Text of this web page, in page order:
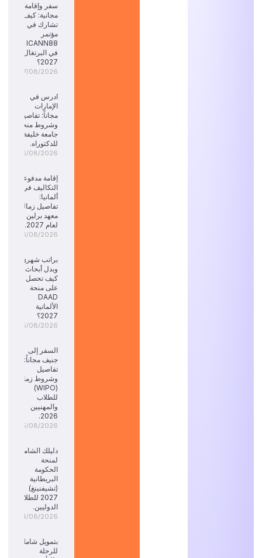
سفر وإقامة
مجانية: كيف
تشارك في
مؤتمر
ICANN88
في البرتغال
2027؟
07/08/2026
ادرس في
الإمارات
مجاناً: تفاصيل
وشروط منحة
جامعة خليفة
للدكتوراه.
06/08/2026
إقامة مدفوعة
التكاليف في
ألمانيا:
تفاصيل زمالة
معهد برلين
لعام 2027.
06/08/2026
براتب شهري
وبدل أبحاث:
كيف تحصل
على منحة
DAAD
الألمانية
2027؟
05/08/2026
السفر إلى
جنيف مجاناً:
تفاصيل
وشروط زمالة
(WIPO)
للطلاب
والمهنيين
2026.
05/08/2026
دليلك الشامل
لمنحة
الحكومة
البريطانية
(تشيفنينغ)
2027 للطلاب
الدوليين.
04/08/2026
بتمويل شامل
للرحلة